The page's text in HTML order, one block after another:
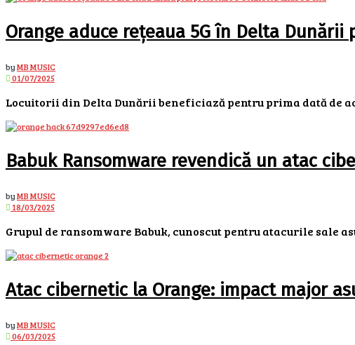
Orange aduce rețeaua 5G în Delta
byMB MUSIC
01/07/2025
Locuitorii din Delta Dunării beneficiază pentru prima dată de
Babuk Ransomware revendică un atac
byMB MUSIC
18/03/2025
Grupul de ransomware Babuk, cunoscut pentru atacurile sale
Atac cibernetic la Orange: impact major
byMB MUSIC
06/03/2025